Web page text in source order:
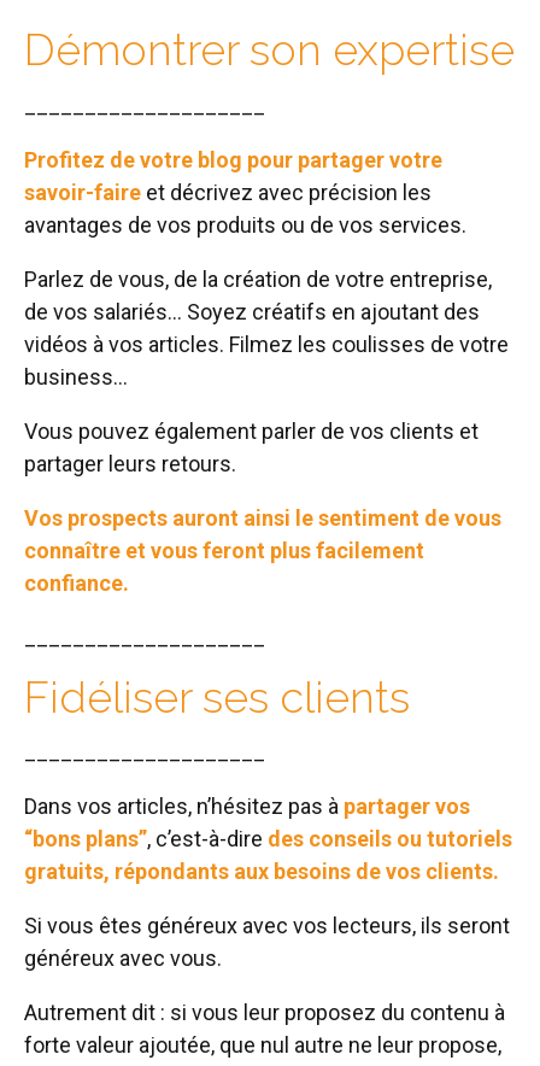
Démontrer son expertise
Profitez de votre blog pour partager votre
savoir-faire et décrivez avec précision les
avantages de vos produits ou de vos services.
Parlez de vous, de la création de votre entreprise,
de vos salariés… Soyez créatifs en ajoutant des
vidéos à vos articles. Filmez les coulisses de votre
business…
Vous pouvez également parler de vos clients et
partager leurs retours.
Vos prospects auront ainsi le sentiment de vous
connaître et vous feront plus facilement
confiance.
Fidéliser ses clients
Dans vos articles, n’hésitez pas à partager vos
“bons plans”, c’est-à-dire des conseils ou tutoriels
gratuits, répondants aux besoins de vos clients.
Si vous êtes généreux avec vos lecteurs, ils seront
généreux avec vous.
Autrement dit : si vous leur proposez du contenu à
forte valeur ajoutée, que nul autre ne leur propose,